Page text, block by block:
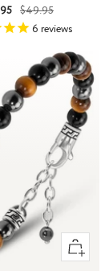
Precio
normal
$49.95
6 reviews
+
Añadir